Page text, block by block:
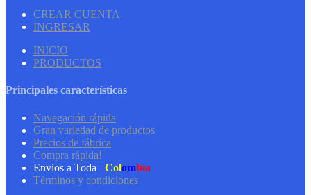
CREAR CUENTA
INGRESAR
INICIO
PRODUCTOS
Principales características
Navegación rápida
Gran variedad de productos
Precios de fábrica
Compra rápida!
Envios a Toda
Colombia
Términos y condiciones